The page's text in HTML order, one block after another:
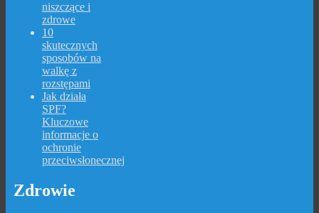
niszczące i
zdrowe
10
skutecznych
sposobów na
walkę z
rozstępami
Jak działa
SPF?
Kluczowe
informacje o
ochronie
przeciwsłonecznej
Zdrowie